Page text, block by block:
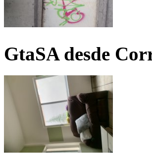
GtaSA desde